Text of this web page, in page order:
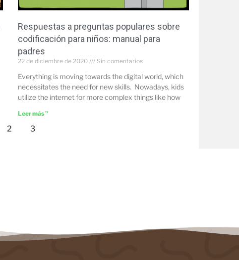
Respuestas a preguntas populares sobre
codificación para niños: manual para
padres
22 de diciembre de 2020 Sin comentarios
Everything is moving towards the digital world, which
necessitates the need for new skills. Nowadays, kids
utilize the internet for more complex things like how
Leer más "
2 3